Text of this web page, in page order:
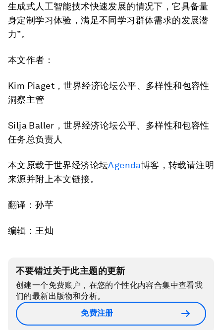
生成式人工智能技术快速发展的情况下，它具备量
身定制学习体验，满足不同学习群体需求的发展潜
力”。
本文作者：
Kim Piaget，世界经济论坛公平、多样性和包容性
洞察主管
Silja Baller，世界经济论坛公平、多样性和包容性
任务总负责人
本文原载于世界经济论坛Agenda博客，转载请注明
来源并附上本文链接。
翻译：孙芊
编辑：王灿
不要错过关于此主题的更新
创建一个免费账户，在您的个性化内容合集中查看我
们的最新出版物和分析。
免费注册